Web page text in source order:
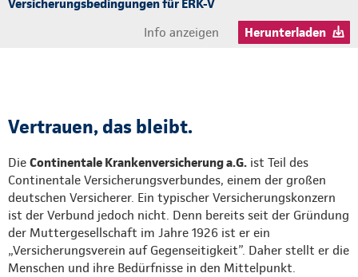
Versicherungsbedingungen für ERK-V
Info anzeigen
Herunterladen
Vertrauen, das bleibt.
Die Continentale Krankenversicherung a.G. ist Teil des
Continentale Versicherungsverbundes, einem der großen
deutschen Versicherer. Ein typischer Versicherungskonzern
ist der Verbund jedoch nicht. Denn bereits seit der Gründung
der Muttergesellschaft im Jahre 1926 ist er ein
„Versicherungsverein auf Gegenseitigkeit”. Daher stellt er die
Menschen und ihre Bedürfnisse in den Mittelpunkt.